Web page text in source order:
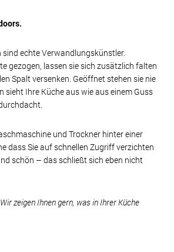
sind echte Verwandlungskünstler.
gezogen, lassen sie sich zusätzlich falten
Spalt versenken. Geöffnet stehen sie nie
sieht Ihre Küche aus wie aus einem Guss
und Trockner hinter einer
dass Sie auf schnellen Zugriff verzichten
schön – das schließt sich eben nicht
zeigen Ihnen gern, was in Ihrer Küche